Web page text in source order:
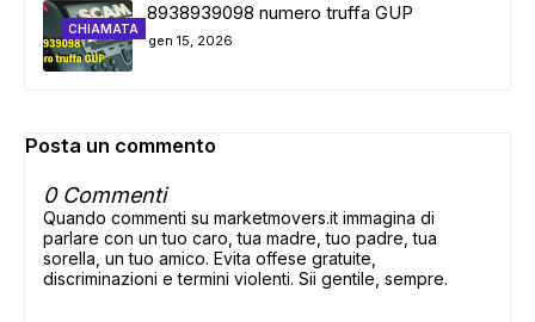
CHIAMATA
8938939098 numero truffa GUP
gen 15, 2026
Posta un commento
0 Commenti
Quando commenti su marketmovers.it immagina di
parlare con un tuo caro, tua madre, tuo padre, tua
sorella, un tuo amico. Evita offese gratuite,
discriminazioni e termini violenti. Sii gentile, sempre.